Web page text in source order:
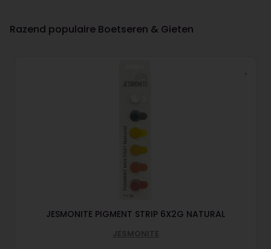
Razend populaire Boetseren & Gieten
JESMONITE PIGMENT STRIP 6X2G NATURAL
JESMONITE